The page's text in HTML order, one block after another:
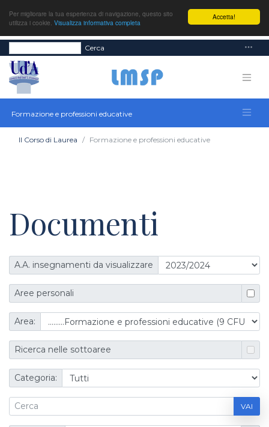
Accetta!
Per migliorare la tua esperienza di navigazione, questo sito
utilizza i cookie. Visualizza informativa completa
Cerca
Formazione e professioni educative
Il Corso di Laurea Formazione e professioni educative
Documenti
A.A. insegnamenti da visualizzare
Aree personali
Area:
Ricerca nelle sottoaree
Categoria:
VAI